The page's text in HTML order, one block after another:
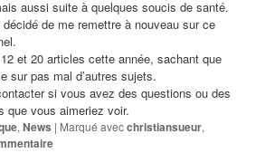
aussi suite à quelques soucis de santé.
décidé de me remettre à nouveau sur ce
et 20 articles cette année, sachant que
sur pas mal d’autres sujets.
si vous avez des questions ou des
que vous aimeriez voir.
,News | Marqué avecchristiansueur,